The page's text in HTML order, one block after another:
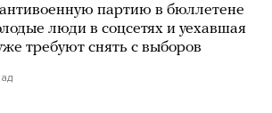
партию в бюллетене
люди в соцсетях и уехавшая
требуют снять с выборов